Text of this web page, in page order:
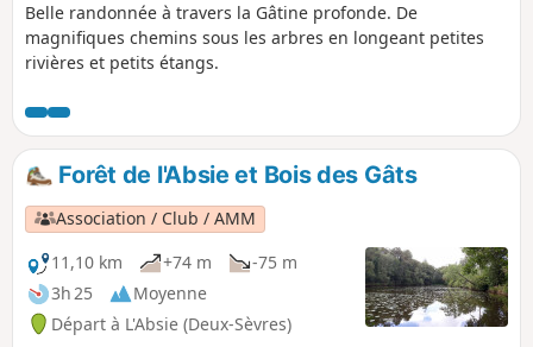
Belle randonnée à travers la Gâtine profonde. De
magnifiques chemins sous les arbres en longeant petites
rivières et petits étangs.
Forêt de l'Absie et Bois des Gâts
Association / Club / AMM
11,10 km
+74 m
-75 m
3h 25
Moyenne
Départ à L'Absie (Deux-Sèvres)